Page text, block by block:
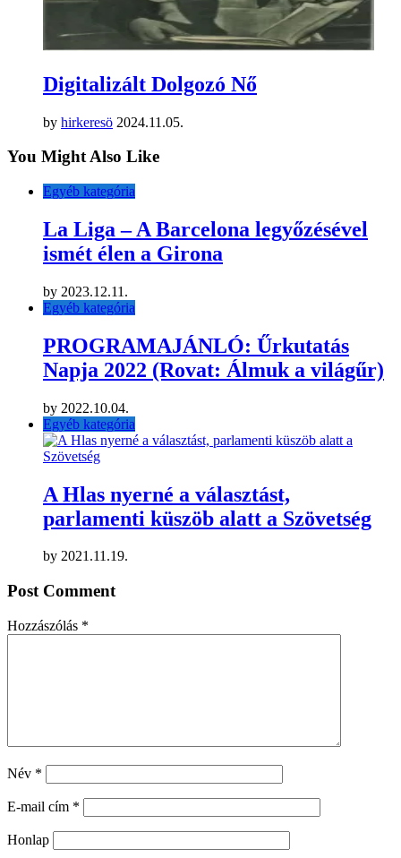
Digitalizált Dolgozó Nő
by hirkeresö 2024.11.05.
You Might Also Like
Egyéb kategória
La Liga – A Barcelona legyőzésével
ismét élen a Girona
by 2023.12.11.
Egyéb kategória
PROGRAMAJÁNLÓ: Űrkutatás
Napja 2022 (Rovat: Álmuk a világűr)
by 2022.10.04.
Egyéb kategória
A Hlas nyerné a választást,
parlamenti küszöb alatt a Szövetség
by 2021.11.19.
Post Comment
Hozzászólás *
Név *
E-mail cím *
Honlap